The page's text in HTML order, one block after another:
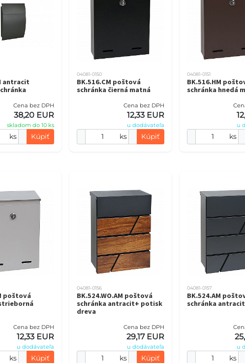
antracit
Cena bez DPH
38,20 EUR
skladom do 10 ks
ks Kúpiť
04081-0150
BK.516.CM poštová
schránka čierná matná
Cena bez DPH
12,33 EUR
u dodávateľa
ks Kúpiť
04081-0151
BK.516.HM
schránka hnedá
u
ks
poštová
Cena bez DPH
12,33 EUR
u dodávateľa
ks Kúpiť
04081-0156
BK.524.WO.AM poštová
schránka antracit+ potisk
dreva
Cena bez DPH
29,17 EUR
u dodávateľa
ks Kúpiť
04081-0157
BK.524.AM
schránka antracit
u
ks